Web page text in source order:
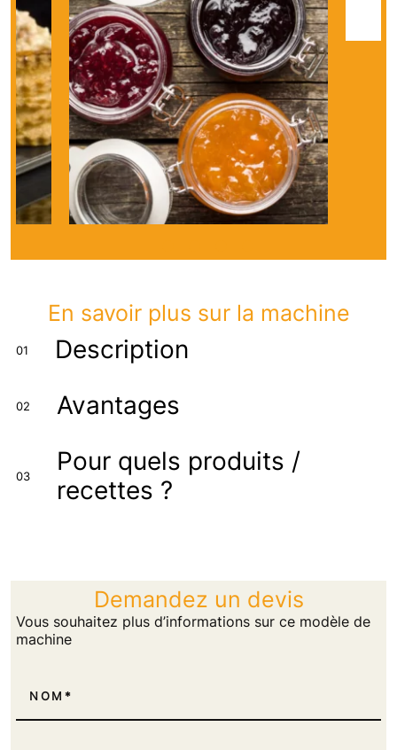
Voir plus de photos
En savoir plus sur la machine
01 Description
02 Avantages
03
Pour quels produits /
recettes ?
Demandez un devis
Vous souhaitez plus d’informations sur ce modèle de
machine
NOM